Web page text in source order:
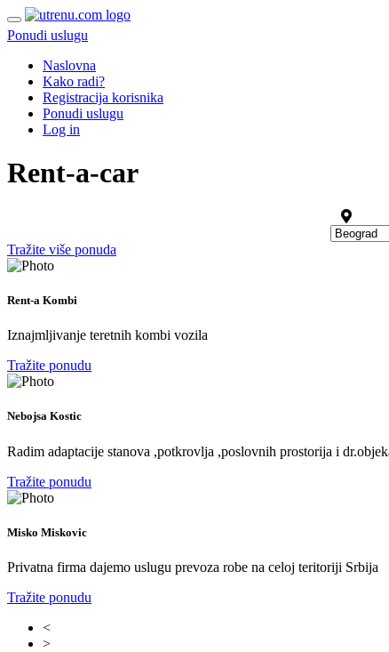
Ponudi uslugu
Naslovna
Kako radi?
Registracija korisnika
Ponudi uslugu
Log in
Rent-a-car
Tražite više ponuda
Rent-a Kombi
Iznajmljivanje teretnih kombi vozila
Tražite ponudu
Nebojsa Kostic
Radim adaptacije stanova ,potkrovlja ,poslovnih prostorija i
Tražite ponudu
Misko Miskovic
Privatna firma dajemo uslugu prevoza robe na celoj teritoriji Srbija
Tražite ponudu
<
>